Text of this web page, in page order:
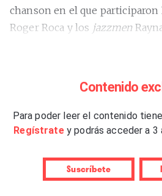
chanson en el que participaron
Roger Roca y los jazzmen
personaje –Raül Refree– y
Refree–, ayudaron a delinear
delicado, minimalista y
donde todos los géneros
Llegaron después, con mayor
con un punto de surrealismo
Contenido
Para poder leer el contenido
Regístrate y podrás acceder a
Suscríbete